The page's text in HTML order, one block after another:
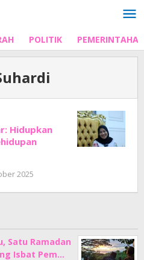
POLITIK
Hidupkan
2025
Junaedi
Satu Ramadan
Isbat Pem…